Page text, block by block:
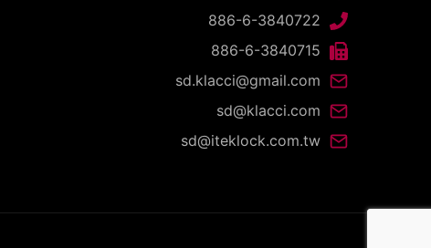
886-6-3840722
886-6-3840715
sd.klacci@gmail.com
sd@klacci.com
sd@iteklock.com.tw